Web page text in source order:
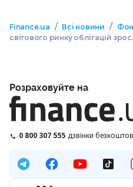
Finance.ua / Всі новини /
світового ринку облігацій
Розраховуйте на
0 800 307 555 дзвінки